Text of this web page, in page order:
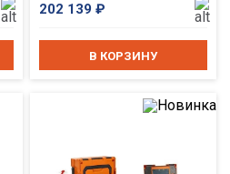
202 139₽
В КОРЗИНУ